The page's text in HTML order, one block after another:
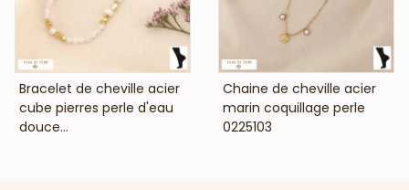
Distribuée par le meilleur grossiste bijoux acier
inoxydable à Paris
, cette chaîne de cheville s’adresse aux
boutiques de mode, salons de coiffure, bijouteries, et
instituts de beauté
à la recherche d’un bijou léger et
moderne pour enrichir leur offre estivale.
VOIR LE PRIX
Bracelet de cheville acier
cube pierres perle d'eau
douce...
VOIR LE PRIX
Chaine de cheville acier
marin coquillage perle
0225103